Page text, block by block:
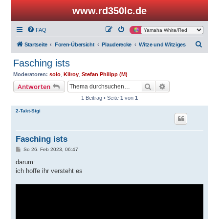
www.rd350lc.de
FAQ
Startseite Foren-Übersicht Plauderecke Witze und Witziges
Fasching ists
Moderatoren: solo, Kilroy, Stefan Philipp (M)
Antworten Suche
1 Beitrag • Seite 1 von 1
2-Takt-Sigi
Fasching ists
B
i
r
g
So 26. Feb 2023, 06:47
darum:
ich hoffe ihr versteht es